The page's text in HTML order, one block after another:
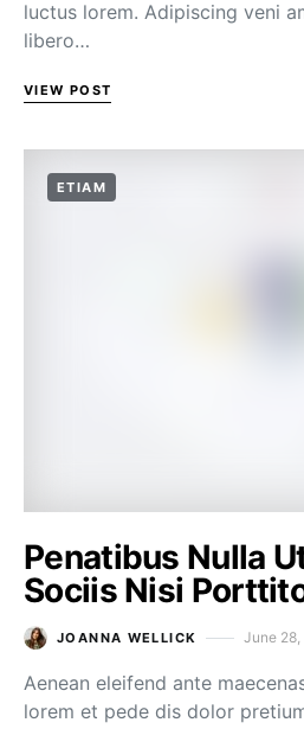
luctus lorem. Adipiscing veni
libero…
VIEW POST
ETIAM
Penatibus Nulla
Sociis Nisi
JOANNA WELLICK June 28,
Aenean eleifend ante
lorem et pede dis dolor